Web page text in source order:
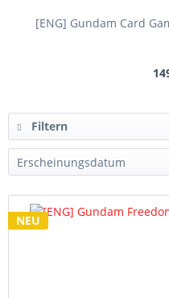
[ENG] Gundam Card
Filtern
NEU